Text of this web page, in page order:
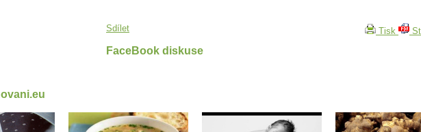
Sdílet Tisk
FaceBook diskuse